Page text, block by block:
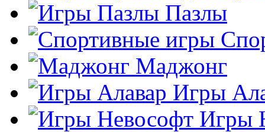
Пазлы
Маджонг
Игры
Игры